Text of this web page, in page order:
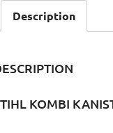
Description
KOMBI